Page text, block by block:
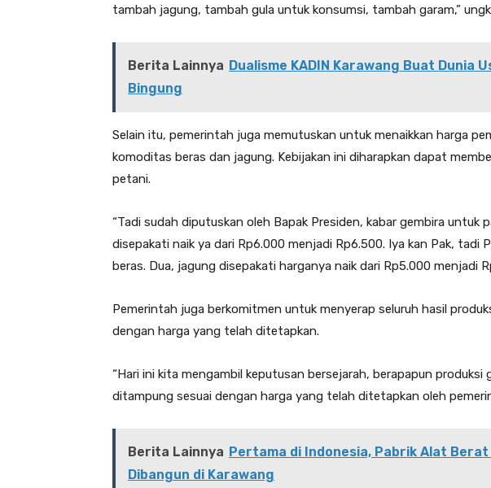
tambah jagung, tambah gula untuk konsumsi, tambah garam,”
Berita Lainnya Dualisme KADIN Karawang Buat Dunia
Bingung
Selain itu, pemerintah juga memutuskan untuk menaikkan harga
komoditas beras dan jagung. Kebijakan ini diharapkan dapat
petani.
“Tadi sudah diputuskan oleh Bapak Presiden, kabar gembira untuk
disepakati naik ya dari Rp6.000 menjadi Rp6.500. Iya kan Pak, tadi
beras. Dua, jagung disepakati harganya naik dari Rp5.000 menjadi
Pemerintah juga berkomitmen untuk menyerap seluruh hasil
dengan harga yang telah ditetapkan.
“Hari ini kita mengambil keputusan bersejarah, berapapun
ditampung sesuai dengan harga yang telah ditetapkan oleh
Berita Lainnya Pertama di Indonesia, Pabrik Alat
Dibangun di Karawang